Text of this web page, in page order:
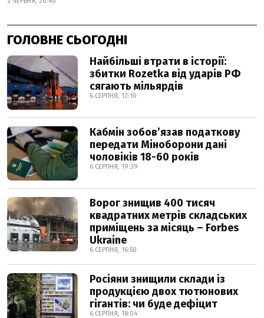
ГОЛОВНЕ СЬОГОДНІ
Найбільші втрати в історії:
збитки Rozetka від ударів РФ
сягають мільярдів
6 СЕРПНЯ, 12:10
Кабмін зобовʼязав податкову
передати Міноборони дані
чоловіків 18-60 років
6 СЕРПНЯ, 19:39
Ворог знищив 400 тисяч
квадратних метрів складських
приміщень за місяць – Forbes
Ukraine
6 СЕРПНЯ, 16:50
Росіяни знищили склади із
продукцією двох тютюнових
гігантів: чи буде дефіцит
6 СЕРПНЯ, 18:04